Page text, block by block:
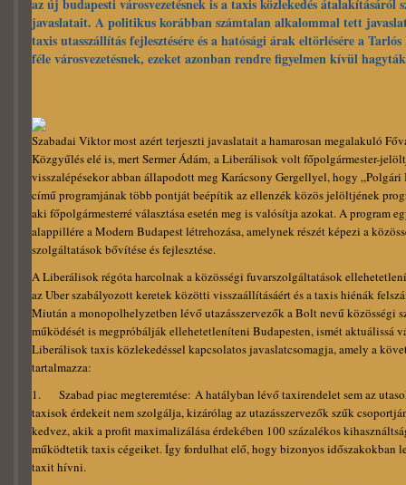
az új budapesti városvezetésnek is a taxis közlekedés átalakításáról
javaslatait. A politikus korábban számtalan alkalommal tett
taxis utasszállítás fejlesztésére és a hatósági árak eltörlésére a
féle városvezetésnek, ezeket azonban rendre figyelmen kívül
Szabadai Viktor most azért terjeszti javaslatait a hamarosan megalakuló
Közgyűlés elé is, mert Sermer Ádám, a Liberálisok volt főpolgármester-
visszalépésekor abban állapodott meg Karácsony Gergellyel, hogy „Polgári
című programjának több pontját beépítik az ellenzék közös jelöltjének
aki főpolgármesterré választása esetén meg is valósítja azokat. A program
alappillére a Modern Budapest létrehozása, amelynek részét képezi a
szolgáltatások bővítése és fejlesztése.
A Liberálisok régóta harcolnak a közösségi fuvarszolgáltatások
az Uber szabályozott keretek közötti visszaállításáért és a taxis hiénák
Miután a monopolhelyzetben lévő utazásszervezők a Bolt nevű közösségi
működését is megpróbálják ellehetetleníteni Budapesten, ismét aktuálissá
Liberálisok taxis közlekedéssel kapcsolatos javaslatcsomagja, amely a
tartalmazza:
1. Szabad piac megteremtése: A hatályban lévő taxirendelet sem az
taxisok érdekeit nem szolgálja, kizárólag az utazásszervezők szűk
kedvez, akik a profit maximalizálása érdekében 100 százalékos
működtetik taxis cégeiket. Így fordulhat elő, hogy bizonyos időszakokban
taxit hívni.